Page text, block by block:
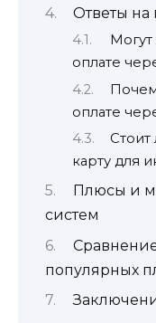
Ответы на
Могут
оплате
оплате
Стоит
карту для
Плюсы и
систем
популярных